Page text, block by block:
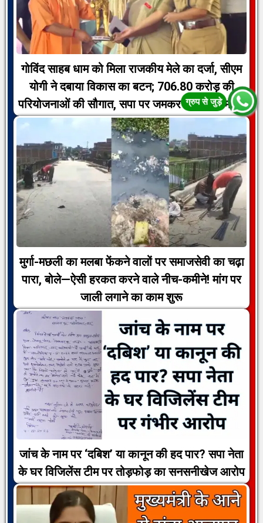
गोविंद साहब धाम को मिला राजकीय मेले का दर्जा, सीएम
योगी ने दबाया विकास का बटन; 706.80 करोड़ की
परियोजनाओं की सौगात, सपा पर जमकर बरसे मुख्यमंत्री
मुर्गा-मछली का मलबा फेंकने वालों पर समाजसेवी का चढ़ा
पारा, बोले—ऐसी हरकत करने वाले नीच-कमीने! मांग पर
जाली लगाने का काम शुरू
जांच के नाम पर ‘दबिश’ या कानून की हद पार? सपा नेता
के घर विजिलेंस टीम पर तोड़फोड़ का सनसनीखेज आरोप